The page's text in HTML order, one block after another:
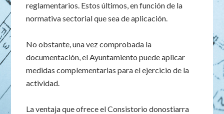
reglamentarios. Estos últimos, en función de la
normativa sectorial que sea de aplicación.
No obstante, una vez comprobada la
documentación, el Ayuntamiento puede aplicar
medidas complementarias para el ejercicio de la
actividad.
La ventaja que ofrece el Consistorio donostiarra